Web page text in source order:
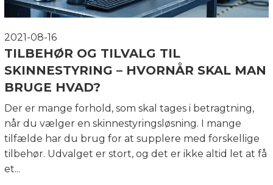
2021-08-16
TILBEHØR OG TILVALG TIL
SKINNESTYRING – HVORNÅR SKAL MAN
BRUGE HVAD?
Der er mange forhold, som skal tages i betragtning,
når du vælger en skinnestyringsløsning. I mange
tilfælde har du brug for at supplere med forskellige
tilbehør. Udvalget er stort, og det er ikke altid let at få
et...